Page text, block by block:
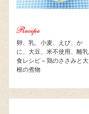
卵、乳、小麦、えび、か
に、大豆、米不使用、離乳
食レシピ～鶏のささみと大
根の煮物